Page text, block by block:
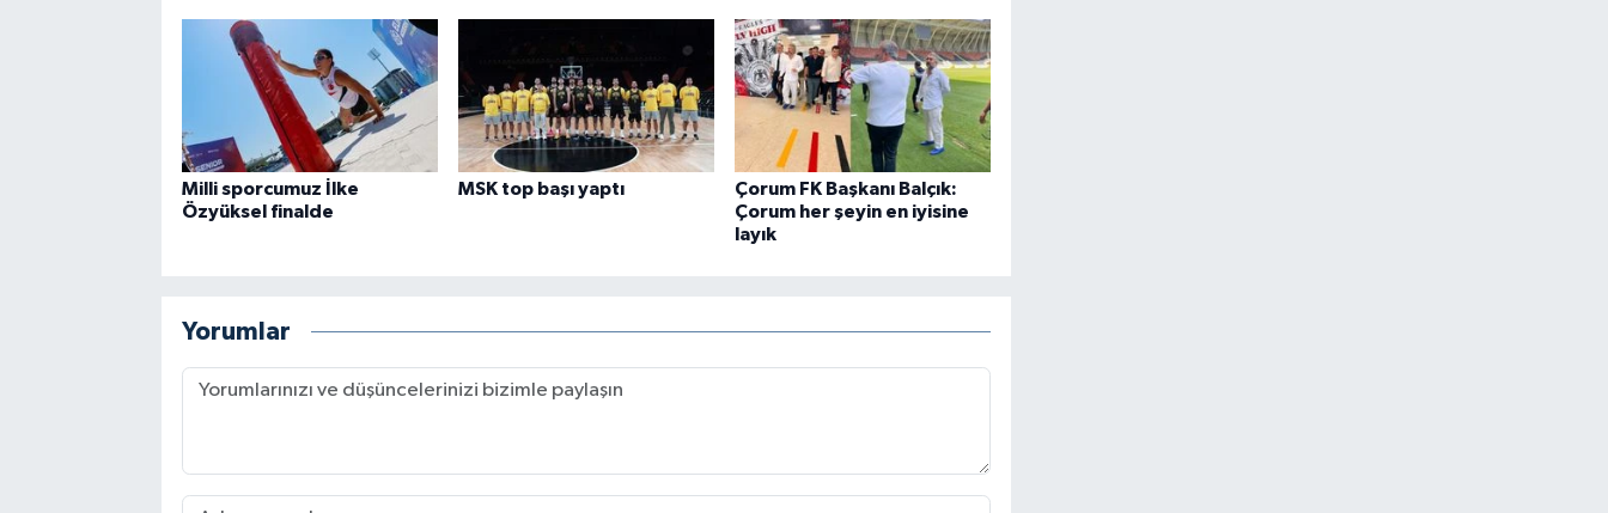
Milli sporcumuz İlke
Özyüksel finalde
MSK top başı yaptı
Çorum FK Başkanı Balçık:
Çorum her şeyin en iyisine
layık
Yorumlar